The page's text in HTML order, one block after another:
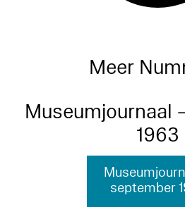
Meer
Museumjournaal
1963
september